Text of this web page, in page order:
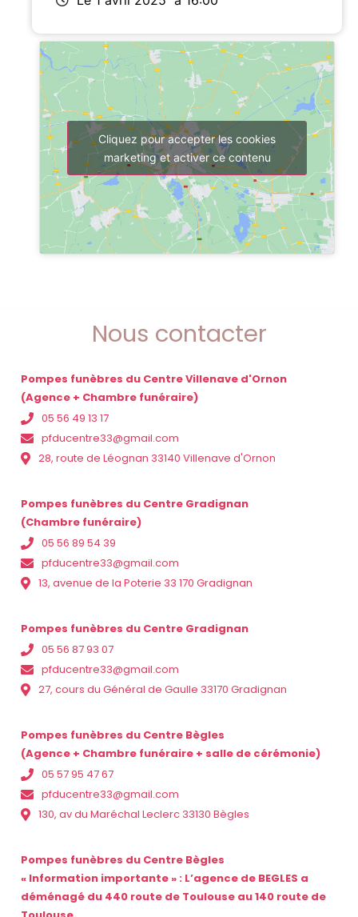
Cliquez pour accepter les cookies
marketing et activer ce contenu
Nous contacter
Pompes funèbres du Centre Villenave d'Ornon
(Agence + Chambre funéraire)
05 56 49 13 17
pfducentre33@gmail.com
28, route de Léognan 33140 Villenave d'Ornon
Pompes funèbres du Centre Gradignan
(Chambre funéraire)
05 56 89 54 39
pfducentre33@gmail.com
13, avenue de la Poterie 33 170 Gradignan
Pompes funèbres du Centre Gradignan
05 56 87 93 07
pfducentre33@gmail.com
27, cours du Général de Gaulle 33170 Gradignan
Pompes funèbres du Centre Bègles
(Agence + Chambre funéraire + salle de cérémonie)
05 57 95 47 67
pfducentre33@gmail.com
130, av du Maréchal Leclerc 33130 Bègles
Pompes funèbres du Centre Bègles
« Information importante » : L’agence de BEGLES a
déménagé du 440 route de Toulouse au 140 route de